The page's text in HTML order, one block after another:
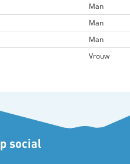
Man
Man
Man
Vrouw
social